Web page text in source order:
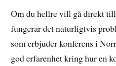
Om du hellre vill gå direkt
fungerar det naturligtvis
som erbjuder konferens i
god erfarenhet kring hur en